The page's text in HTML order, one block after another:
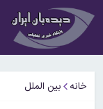
خانه بین الملل